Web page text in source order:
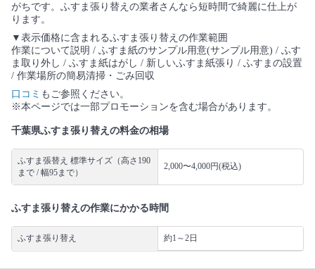
がちです。ふすま張り替えの業者さんなら短時間で綺麗に仕上が
ります。
▼表示価格に含まれるふすま張り替えの作業範囲
作業について説明 / ふすま紙のサンプル用意(サンプル用意) / ふす
ま取り外し / ふすま紙はがし / 新しいふすま紙張り / ふすまの設置
/ 作業場所の簡易清掃・ごみ回収
口コミ もご参照ください。
※本ページでは一部プロモーションを含む場合があります。
千葉県ふすま張り替えの料金の相場
ふすま張替え 標準サイズ（高さ190
まで / 幅95まで）
2,000〜4,000円(税込)
ふすま張り替えの作業にかかる時間
ふすま張り替え 約1～2日